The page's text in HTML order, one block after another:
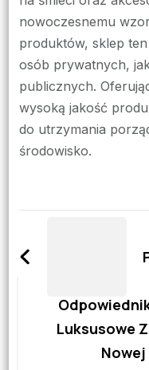
nowoczesnemu
produktów, sklep
osób prywatnych,
publicznych.
wysoką jakość
do utrzymania
środowisko.
wpisy
Luksusowe
Nowej